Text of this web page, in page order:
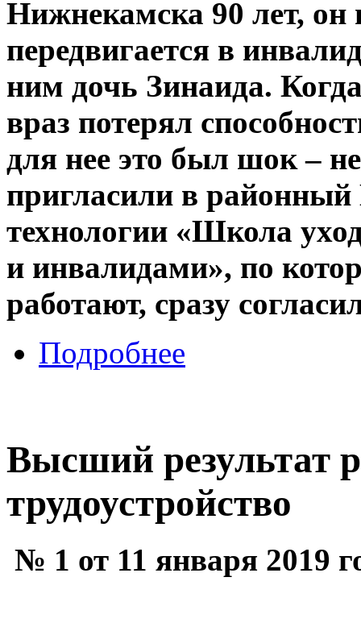
Нижнекамска 90 лет, он
передвигается в
ним дочь Зинаида.
враз потерял
для нее это был шок –
пригласили в
технологии «Школа
и инвалидами», по
работают, сразу
Подробнее
Высший результат
трудоустройство
№ 1 от 11 января 2019